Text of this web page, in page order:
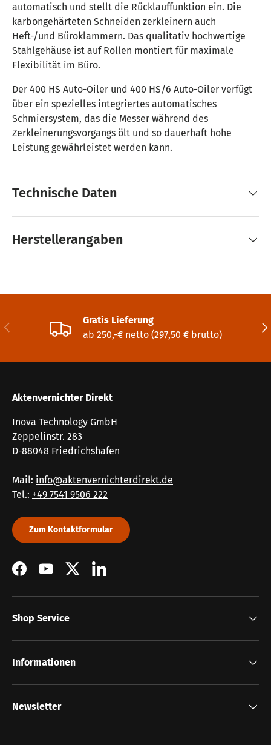
automatisch und stellt die Rücklauffunktion ein. Die
karbongehärteten Schneiden zerkleinern auch
Heft-/und Büroklammern. Das qualitativ hochwertige
Stahlgehäuse ist auf Rollen montiert für maximale
Flexibilität im Büro.
Der 400 HS Auto-Oiler und 400 HS/6 Auto-Oiler verfügt
über ein spezielles integriertes automatisches
Schmiersystem, das die Messer während des
Zerkleinerungsvorgangs ölt und so dauerhaft hohe
Leistung gewährleistet werden kann.
Technische Daten
Herstellerangaben
Vorherige
Gratis Lieferung
ab 250,-€ netto (297,50 € brutto)
Aktenvernichter Direkt
Inova Technology GmbH
Zeppelinstr. 283
D-88048 Friedrichshafen
Mail: info@aktenvernichterdirekt.de
Tel.: +49 7541 9506 222
Zum Kontaktformular
FacebookYouTubeTwitterLinkedIn
Shop Service
Informationen
Newsletter